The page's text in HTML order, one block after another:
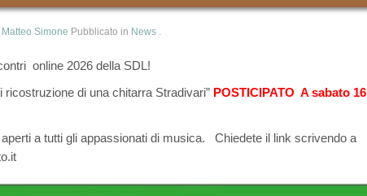
Matteo Simone Pubblicato in News .
online 2026 della SDL!
ricostruzione di una chitarra Stradivari” POSTICIPATO A sabato 16
a tutti gli appassionati di musica. Chiedete il link scrivendo a